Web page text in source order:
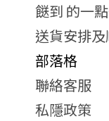
餸到 的一
送貨安排
部落格
聯絡客服
私隱政策